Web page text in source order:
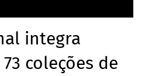
integra
coleções de